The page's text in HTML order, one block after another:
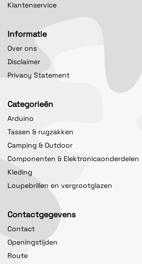
Klantenservice
Informatie
Over ons
Disclaimer
Privacy Statement
Categorieën
Arduino
Tassen & rugzakken
Camping & Outdoor
Componenten & Elektronicaonderdelen
Kleding
Loupebrillen en vergrootglazen
Contactgegevens
Contact
Openingstijden
Route